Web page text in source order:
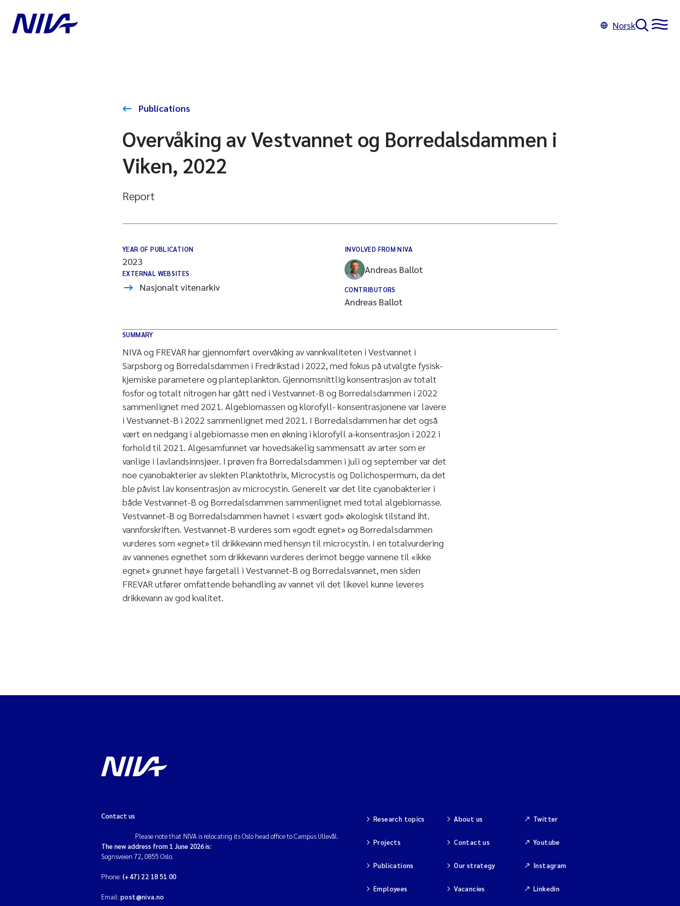
Norsk
Publications
Overvåking av Vestvannet og Borredalsdammen i
Viken, 2022
Report
YEAR OF PUBLICATION
2023
EXTERNAL WEBSITES
Nasjonalt vitenarkiv
INVOLVED FROM NIVA
Andreas Ballot
CONTRIBUTORS
Andreas Ballot
SUMMARY
NIVA og FREVAR har gjennomført overvåking av vannkvaliteten i Vestvannet i
Sarpsborg og Borredalsdammen i Fredrikstad i 2022, med fokus på utvalgte fysisk-
kjemiske parametere og planteplankton. Gjennomsnittlig konsentrasjon av totalt
fosfor og totalt nitrogen har gått ned i Vestvannet-B og Borredalsdammen i 2022
sammenlignet med 2021. Algebiomassen og klorofyll- konsentrasjonene var lavere
i Vestvannet-B i 2022 sammenlignet med 2021. I Borredalsdammen har det også
vært en nedgang i algebiomasse men en økning i klorofyll a-konsentrasjon i 2022 i
forhold til 2021. Algesamfunnet var hovedsakelig sammensatt av arter som er
vanlige i lavlandsinnsjøer. I prøven fra Borredalsdammen i juli og september var det
noe cyanobakterier av slekten Planktothrix, Microcystis og Dolichospermum, da det
ble påvist lav konsentrasjon av microcystin. Generelt var det lite cyanobakterier i
både Vestvannet-B og Borredalsdammen sammenlignet med total algebiomasse.
Vestvannet-B og Borredalsdammen havnet i «svært god» økologisk tilstand iht.
vannforskriften. Vestvannet-B vurderes som «godt egnet» og Borredalsdammen
vurderes som «egnet» til drikkevann med hensyn til microcystin. I en totalvurdering
av vannenes egnethet som drikkevann vurderes derimot begge vannene til «ikke
egnet» grunnet høye fargetall i Vestvannet-B og Borredalsvannet, men siden
FREVAR utfører omfattende behandling av vannet vil det likevel kunne leveres
drikkevann av god kvalitet.
Contact us
Please note that NIVA is relocating its Oslo head office to Campus Ullevål.
The new address from 1 June 2026 is:
Sognsveien 72, 0855 Oslo.
Phone: (+47) 22 18 51 00
Email: post@niva.no
Research topics
Projects
Publications
Employees
About us
Contact us
Our strategy
Vacancies
Twitter
Youtube
Instagram
Linkedin